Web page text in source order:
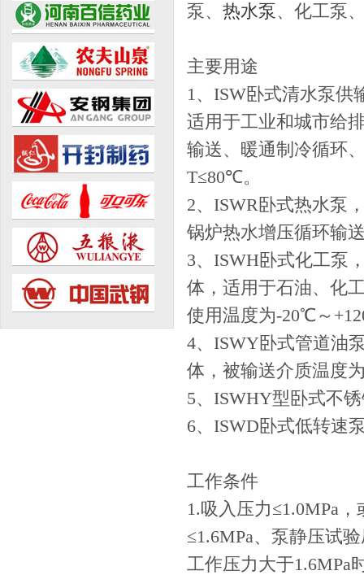
泵、 热水泵、化工泵
主要用途
1、ISW卧式清水泵供
适用于工业和城市给
输送、暖通制冷循环
T≤80℃。
2、ISWR卧式热水泵
锅炉热水增压循环输
3、ISWH卧式化工泵
体，适用于石油、化
使用温度为-20℃～
4、ISWY卧式管道油
体，被输送介质温度
5、ISWHY型卧式不
6、ISWD卧式低转速
工作条件
1.吸入压力≤1.0MPa
≤1.6MPa、泵静压试
工作压力大于1.6MPa